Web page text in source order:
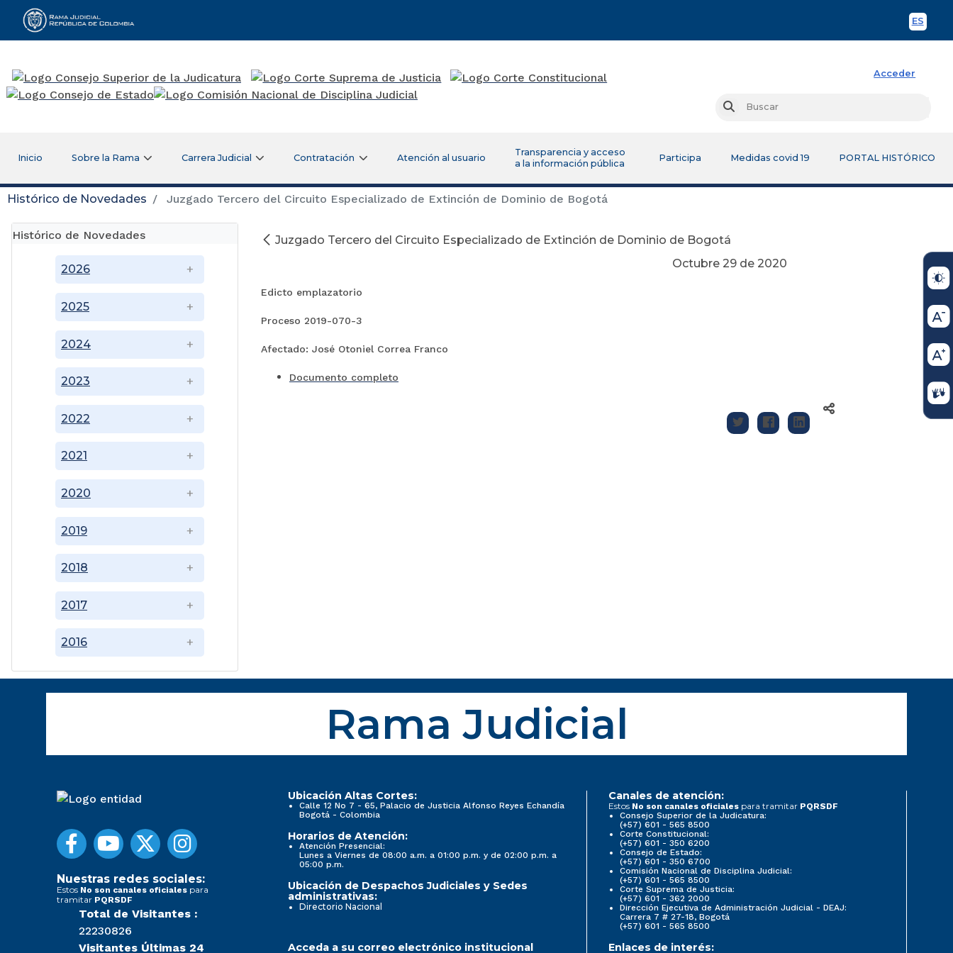
ES
Rama Judicial
Acceder
Buscar
Inicio Sobre la Rama Carrera Judicial Contratación Atención al usuario
Transparencia y acceso
a la información pública
Participa Medidas covid 19 PORTAL HISTÓRICO
Histórico de Novedades Juzgado Tercero del Circuito Especializado de Extinción de Dominio de Bogotá
Histórico de Novedades
2016
2017
2018
2019
2020
2021
2022
2023
2024
2025
2026
Juzgado Tercero del Circuito Especializado de Extinción de Dominio de Bogotá
Octubre 29 de 2020
Edicto emplazatorio
Proceso 2019-070-3
Afectado: José Otoniel Correa Franco
Documento completo
Rama Judicial
Nuestras redes sociales:
Estos No son canales oficiales para
tramitar PQRSDF
Total de Visitantes :
22230826
Visitantes Últimas 24
Ubicación Altas Cortes:
Calle 12 No 7 - 65, Palacio de Justicia Alfonso Reyes Echandía
Bogotá - Colombia
Horarios de Atención:
Atención Presencial:
Lunes a Viernes de 08:00 a.m. a 01:00 p.m. y de 02:00 p.m. a
05:00 p.m.
Ubicación de Despachos Judiciales y Sedes
administrativas:
Directorio Nacional
Canales de atención:
Estos No son canales oficiales para tramitar PQRSDF
Consejo Superior de la Judicatura:
(+57) 601 - 565 8500
Corte Constitucional:
(+57) 601 - 350 6200
Consejo de Estado:
(+57) 601 - 350 6700
Comisión Nacional de Disciplina Judicial:
(+57) 601 - 565 8500
Corte Suprema de Justicia:
(+57) 601 - 362 2000
Dirección Ejecutiva de Administración Judicial - DEAJ:
Carrera 7 # 27-18, Bogotá
(+57) 601 - 565 8500
Acceda a su correo electrónico institucional Enlaces de interés: